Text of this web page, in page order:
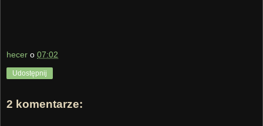
hecer o 07:02
Udostępnij
2 komentarze: